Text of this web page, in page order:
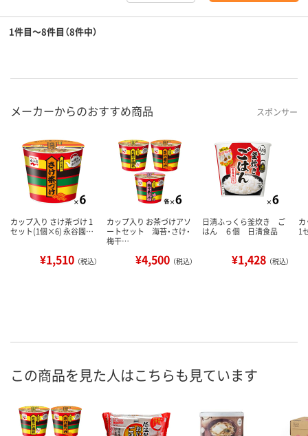
1件目～8件目（8件中）
メーカーからのおすすめ商品 スポンサー
カップ入り さけ茶づけ 1
セット(1個×6) 永谷園…
¥1,510 （税込）
カップ入り お茶づけアソ
ートセット 海苔・さけ・
梅干…
¥4,500 （税込）
日清ふっくら釜炊き ご
はん ６個 日清食品
¥1,428 （税込）
1
この商品を見た人はこちらも見ています